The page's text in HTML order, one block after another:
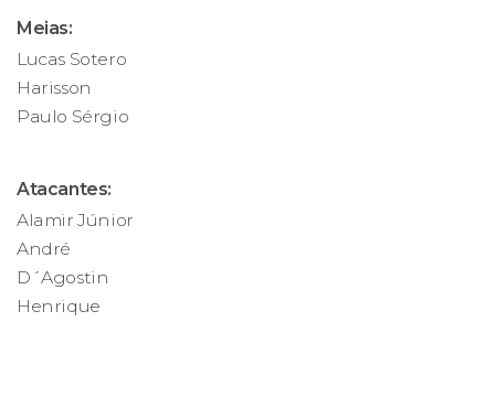
Meias:
Lucas Sotero
Harisson
Paulo Sérgio
Atacantes:
Alamir Júnior
André
D´Agostin
Henrique